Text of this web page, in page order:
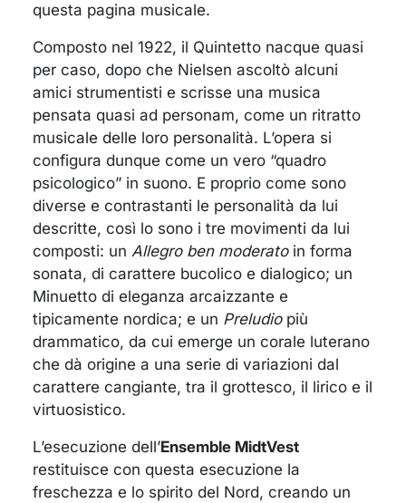
questa pagina musicale.
Composto nel 1922, il Quintetto nacque quasi
per caso, dopo che Nielsen ascoltò alcuni
amici strumentisti e scrisse una musica
pensata quasi ad personam, come un ritratto
musicale delle loro personalità. L’opera si
configura dunque come un vero “quadro
psicologico” in suono. E proprio come sono
diverse e contrastanti le personalità da lui
descritte, così lo sono i tre movimenti da lui
composti: un Allegro ben moderato in forma
sonata, di carattere bucolico e dialogico; un
Minuetto di eleganza arcaizzante e
tipicamente nordica; e un Preludiopiù
drammatico, da cui emerge un corale luterano
che dà origine a una serie di variazioni dal
carattere cangiante, tra il grottesco, il lirico e il
virtuosistico.
L’esecuzione dell’Ensemble MidtVest
restituisce con questa esecuzione la
freschezza e lo spirito del Nord, creando un